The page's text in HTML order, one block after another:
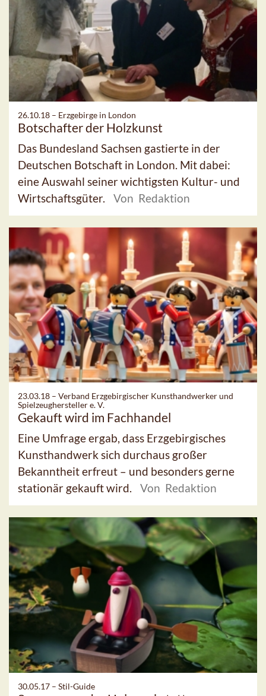
26.10.18 – Erzgebirge in London
Botschafter der Holzkunst
Das Bundesland Sachsen gastierte in der
Deutschen Botschaft in London. Mit dabei:
eine Auswahl seiner wichtigsten Kultur- und
Wirtschaftsgüter.
Von Redaktion
23.03.18 – Verband Erzgebirgischer Kunsthandwerker und
Spielzeughersteller e. V.
Gekauft wird im Fachhandel
Eine Umfrage ergab, dass Erzgebirgisches
Kunsthandwerk sich durchaus großer
Bekanntheit erfreut – und besonders gerne
stationär gekauft wird.
Von Redaktion
30.05.17 – Stil-Guide